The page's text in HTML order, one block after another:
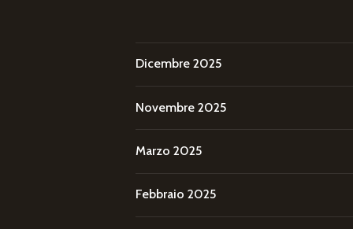
Dicembre 2025
Novembre 2025
Marzo 2025
Febbraio 2025